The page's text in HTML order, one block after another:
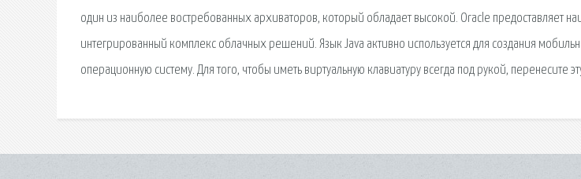
один из наиболее востребованных архиваторов, который обладает высокой. Oracle предоставляет
интегрированный комплекс облачных решений. Язык Java активно используется для создания
операционную систему. Для того, чтобы иметь виртуальную клавиатуру всегда под рукой, перенесите